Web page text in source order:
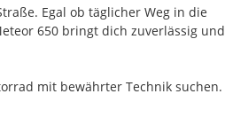
Egal ob täglicher Weg in die
650 bringt dich zuverlässig und
mit bewährter Technik suchen.